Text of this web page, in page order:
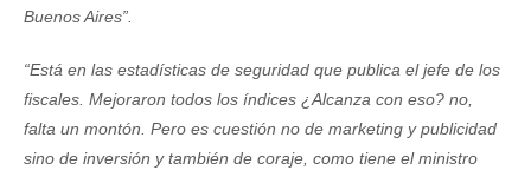
Buenos Aires”.
“Está en las estadísticas de seguridad que publica el jefe de los
fiscales. Mejoraron todos los índices ¿Alcanza con eso? no,
falta un montón. Pero es cuestión no de marketing y publicidad
sino de inversión y también de coraje, como tiene el ministro